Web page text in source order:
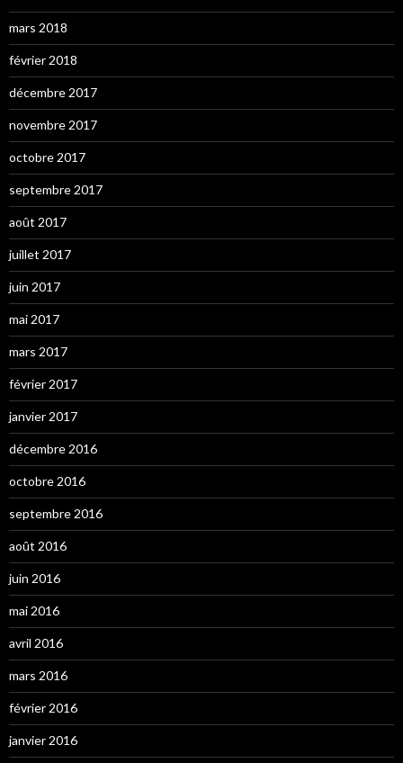
mars 2018
février 2018
décembre 2017
novembre 2017
octobre 2017
septembre 2017
août 2017
juillet 2017
juin 2017
mai 2017
mars 2017
février 2017
janvier 2017
décembre 2016
octobre 2016
septembre 2016
août 2016
juin 2016
mai 2016
avril 2016
mars 2016
février 2016
janvier 2016